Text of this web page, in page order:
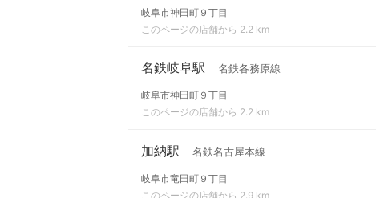
岐阜市神田町９丁目
このページの店舗から 2.2 km
名鉄岐阜駅 名鉄各務原線
岐阜市神田町９丁目
このページの店舗から 2.2 km
加納駅 名鉄名古屋本線
岐阜市竜田町９丁目
このページの店舗から 2.9 km